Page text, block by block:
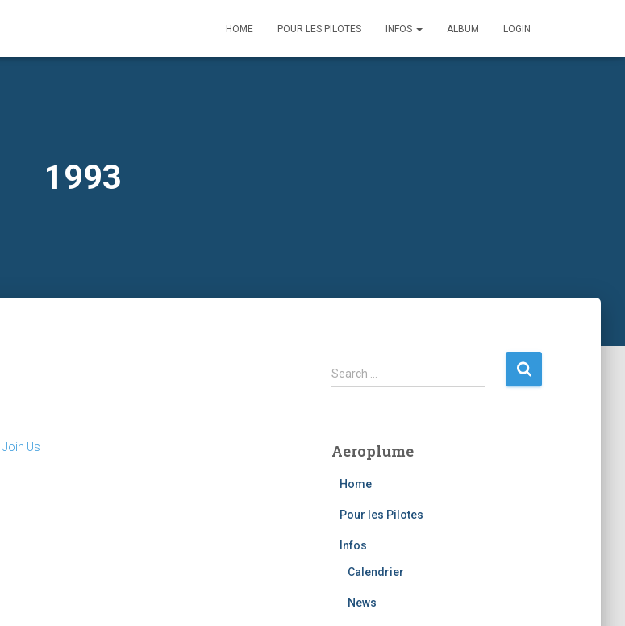
HOME POUR LES PILOTES INFOS ALBUM LOGIN
1993
Join Us
S
e
h
Search …
Aeroplume
Home
Pour les Pilotes
Infos
Calendrier
News